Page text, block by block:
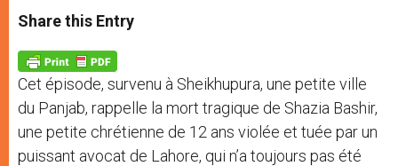
t
s
p
p
s
e
g
e
r
e
b
o
k
Share this Entry
Cet épisode, survenu à Sheikhupura, une petite ville
du Panjab, rappelle la mort tragique de Shazia Bashir,
une petite chrétienne de 12 ans violée et tuée par un
puissant avocat de Lahore, qui n’a toujours pas été